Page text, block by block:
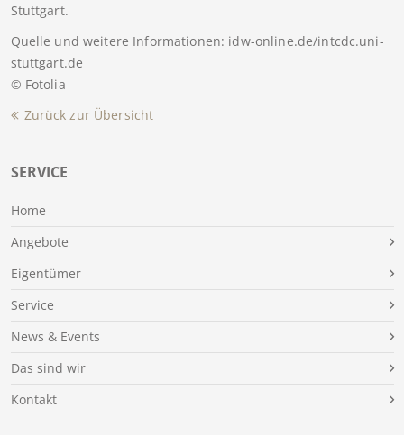
SERVICE
Home
Angebote
Eigentümer
Service
News & Events
Das sind wir
Kontakt
Stuttgart.
Quelle und weitere Informationen: idw-online.de/intcdc.uni-
stuttgart.de
© Fotolia
Zurück zur Übersicht